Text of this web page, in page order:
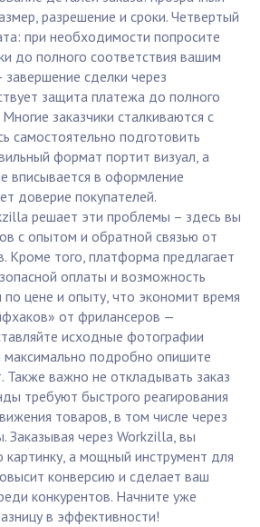
разрешение и сроки. Четвертый
при необходимости попросите
до полного соответствия вашим
сделки через
защита платежа до полного
заказчики сталкиваются с
самостоятельно подготовить
формат портит визуал, а
вписывается в оформление
доверие покупателей.
решает эти проблемы – здесь вы
с опытом и обратной связью от
Кроме того, платформа предлагает
оплаты и возможность
цене и опыту, что экономит время
от фрилансеров —
исходные фотографии
максимально подробно опишите
Также важно не откладывать заказ
требуют быстрого реагирования
товаров, в том числе через
Заказывая через Workzilla, вы
картинку, а мощный инструмент для
конверсию и сделает ваш
конкурентов. Начните уже
в эффективности!